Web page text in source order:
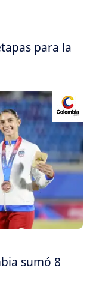
para la
sumó 8